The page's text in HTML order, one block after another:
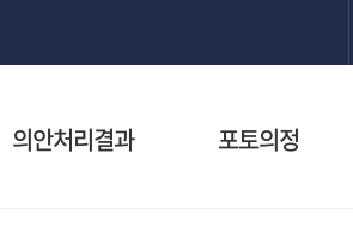
의안처리결과 포토의정